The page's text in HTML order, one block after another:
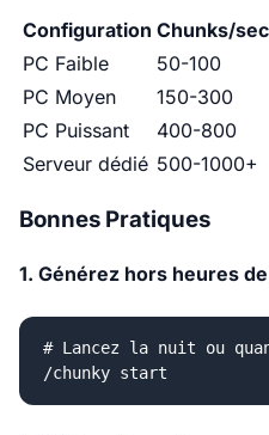
Configuration Chunks/
PC Faible
50-100
PC Moyen
150-300
PC Puissant
400-800
Serveur dédié 500-1000+
Bonnes Pratiques
1. Générez hors heures
# Lancez la nuit ou